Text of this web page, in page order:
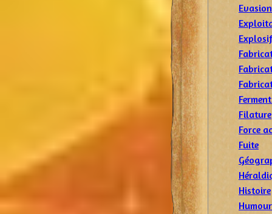
Evasion
Filature
Force
Fuite
Histoire
Humour